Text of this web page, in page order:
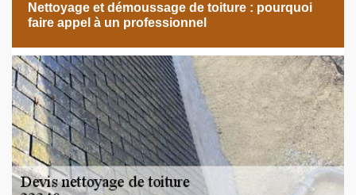
Nettoyage et démoussage de toiture : pourquoi
faire appel à un professionnel